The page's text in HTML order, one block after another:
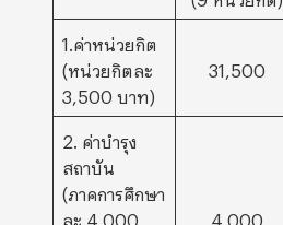
1.ค่าหน่วยกิต
(หน่วยกิตละ
3,500 บาท)
31,500
2. ค่าบำรุง
สถาบัน
(ภาคการศึกษา
ละ 4,000
4,000